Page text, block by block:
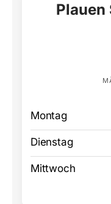
Plauen
Montag
Dienstag
Mittwoch